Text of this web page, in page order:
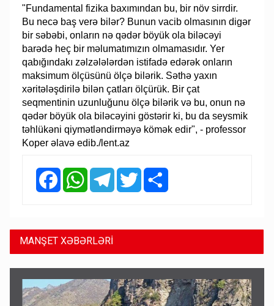
"Fundamental fizika baxımından bu, bir növ sirrdir.
Bu necə baş verə bilər? Bunun vacib olmasının digər
bir səbəbi, onların nə qədər böyük ola biləcəyi
barədə heç bir məlumatımızın olmamasıdır. Yer
qabığındakı zəlzələlərdən istifadə edərək onların
maksimum ölçüsünü ölçə bilərik. Səthə yaxın
xəritələşdirilə bilən çatları ölçürük. Bir çat
seqmentinin uzunluğunu ölçə bilərik və bu, onun nə
qədər böyük ola biləcəyini göstərir ki, bu da seysmik
təhlükəni qiymətləndirməyə kömək edir", - professor
Koper əlavə edib./lent.az
FacebookWhatsAppTelegramTwitter
MANŞET XƏBƏRLƏRİ